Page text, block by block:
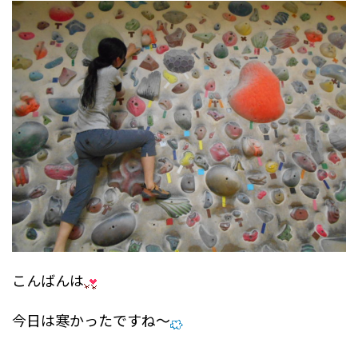
こんばんは
今日は寒かったですね～